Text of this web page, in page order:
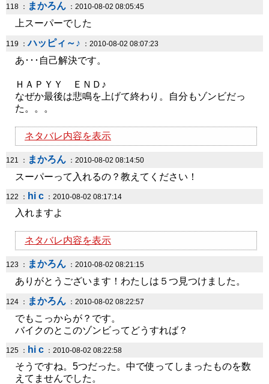
118 ： まかろん ：2010-08-02 08:05:45
上スーパーでした
119 ：ハッピィ～♪ ：2010-08-02 08:07:23
あ･･･自己解決です。
ＨＡＰＹＹ ＥＮＤ♪
なぜか最後は悲鳴を上げて終わり。自分もゾンビだっ
た。。。
ネタバレ内容を表示
121 ： まかろん ：2010-08-02 08:14:50
スーパーって入れるの？教えてください！
122 ： hi c ：2010-08-02 08:17:14
入れますよ
ネタバレ内容を表示
123 ： まかろん ：2010-08-02 08:21:15
ありがとうございます！わたしは５つ見つけました。
124 ： まかろん ：2010-08-02 08:22:57
でもこっからが？です。
バイクのとこのゾンビってどうすれば？
125 ： hi c ：2010-08-02 08:22:58
そうですね。5つだった。中で使ってしまったものを数
えてませんでした。